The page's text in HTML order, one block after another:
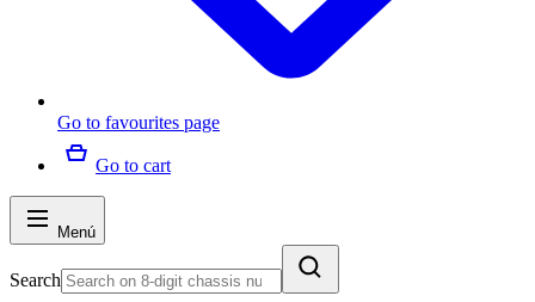
Go to favourites page
Go to cart
Menú
Search